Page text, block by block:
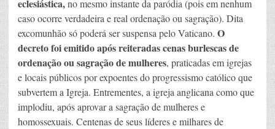
eclesiástica,no mesmo instante da paródia (pois em nenhum
caso ocorre verdadeira e real ordenação ou sagração). Dita
excomunhão só poderá ser suspensa pelo Vaticano. O
decreto foi emitido após reiteradas cenas burlescas de
ordenação ou sagração de mulheres, praticadas em igrejas
e locais públicos por expoentes do progressismo católico que
subvertem a Igreja. Entrementes, a igreja anglicana como que
implodiu, após aprovar a sagração de mulheres e
homossexuais. Centenas de seus líderes e milhares de